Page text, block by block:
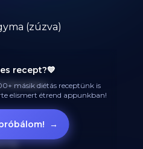
(zúzva)
konzerv
recept?💙
másik diétás receptünk is
elismert étrend appunkban!
→